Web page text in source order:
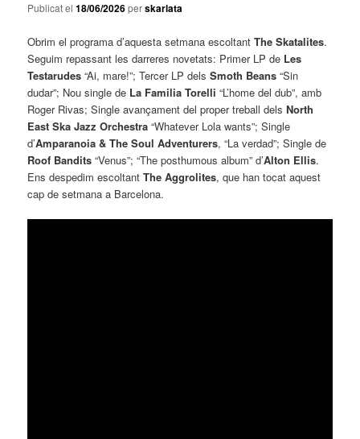
Publicat el18/06/2026perskarlata
Obrim el programa d’aquesta setmana escoltantThe Skatalites.
Seguim repassant les darreres novetats: Primer LP de Les
Testarudes “Ai, mare!”; Tercer LP delsSmoth Beans “Sin
dudar”; Nou single de La Familia Torelli “L’home del dub”, amb
Roger Rivas; Single avançament del proper treball delsNorth
East Ska Jazz Orchestra “Whatever Lola wants”; Single
d’Amparanoia & The Soul Adventurers, “La verdad”; Single de
Roof Bandits “Venus”; “The posthumous album” d’Alton Ellis.
Ens despedim escoltantThe Aggrolites, que han tocat aquest
cap de setmana a Barcelona.